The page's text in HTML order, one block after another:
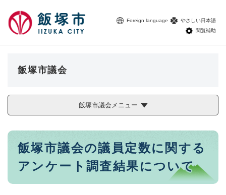
Foreign language
やさしい日本語
閲覧補助
飯塚市議会
飯塚市議会メニュー
本
飯塚市議会の議員定数に関する
アンケート調査結果について